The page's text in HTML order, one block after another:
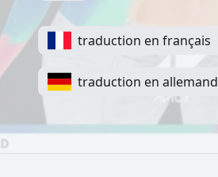
traduction en français
traduction en allemand